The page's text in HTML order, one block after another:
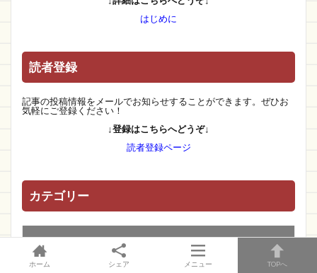
はじめに
読者登録
記事の投稿情報をメールでお知らせすることができます。ぜひお
気軽にご登録ください！
↓登録はこちらへどうぞ↓
読者登録ページ
カテゴリー
人生を変える言葉たち
ホーム シェア メニュー TOPへ